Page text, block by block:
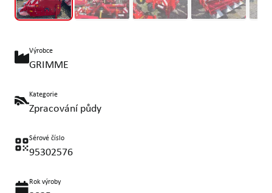
Výrobce
GRIMME
Kategorie
Zpracování půdy
Sérové číslo
95302576
Rok výroby